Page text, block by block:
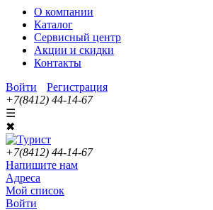
О компании
Каталог
Сервисный центр
Акции и скидки
Контакты
Войти
Регистрация
+7(8412) 44-14-67
☰
✖
+7(8412) 44-14-67
Напишите нам
Адреса
Мой список
Войти